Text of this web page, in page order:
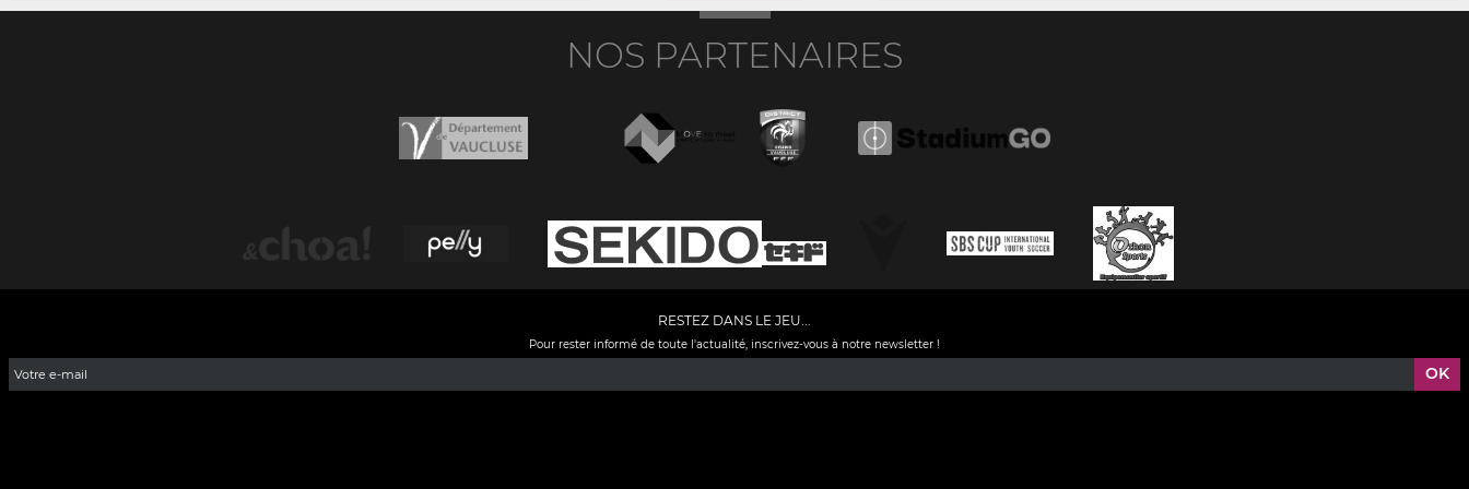
NOS PARTENAIRES
RESTEZ DANS LE JEU...
Pour rester informé de toute l'actualité, inscrivez-vous à notre newsletter !